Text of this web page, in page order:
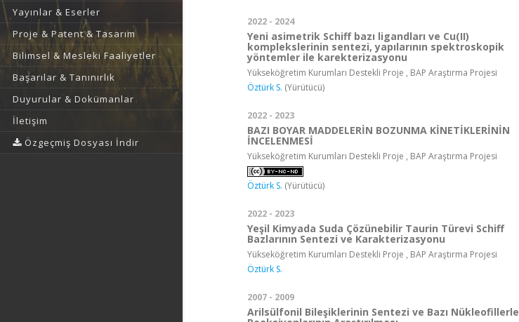
Yayınlar & Eserler
Proje & Patent & Tasarım
Bilimsel & Mesleki Faaliyetler
Başarılar & Tanınırlık
Duyurular & Dokümanlar
İletişim
Özgeçmiş Dosyası İndir
2022 - 2024
Yeni asimetrik Schiff bazı ligandları ve Cu(II)
komplekslerinin sentezi, yapılarının spektroskopik
yöntemler ile karekterizasyonu
Yükseköğretim Kurumları Destekli Proje , BAP Araştırma Projesi
Öztürk S. (Yürütücü)
2022 - 2023
BAZI BOYAR MADDELERİN BOZUNMA KİNETİKLERİNİN
İNCELENMESİ
Yükseköğretim Kurumları Destekli Proje , BAP Araştırma Projesi
Öztürk S. (Yürütücü)
2022 - 2023
Yeşil Kimyada Suda Çözünebilir Taurin Türevi Schiff
Bazlarının Sentezi ve Karakterizasyonu
Yükseköğretim Kurumları Destekli Proje , BAP Araştırma Projesi
Öztürk S.
2007 - 2009
Arilsülfonil Bileşiklerinin Sentezi ve Bazı Nükleofillerle